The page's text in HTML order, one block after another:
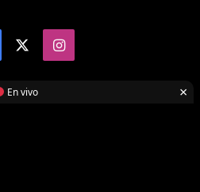
Instagram
2026, All Rights Reserved
En vivo ×